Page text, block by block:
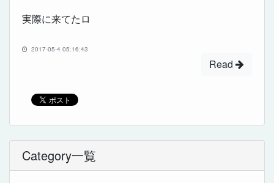
実際に来てたロ
2017-05-4 05:16:43
Read
Category一覧